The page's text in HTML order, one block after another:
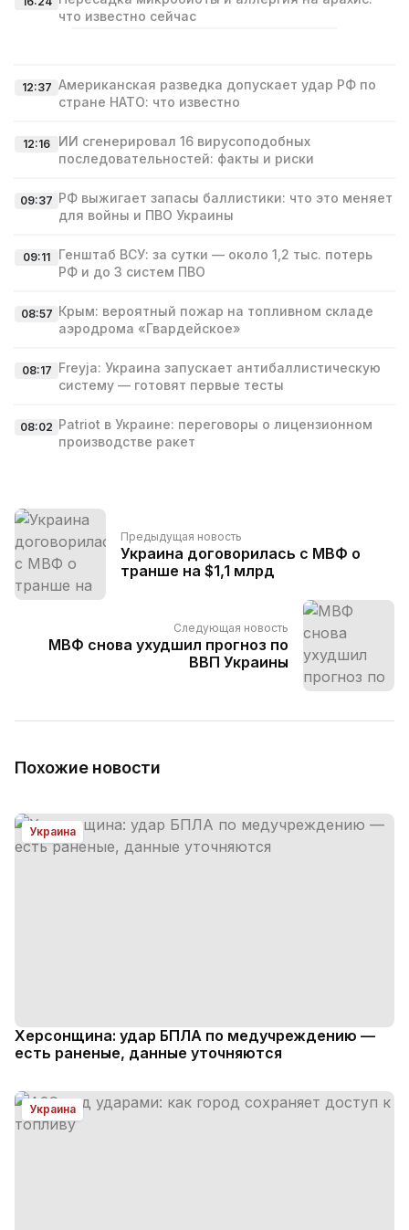
что известно сейчас
12:37 Американская разведка допускает удар РФ по
стране НАТО: что известно
12:16
ИИ сгенерировал 16 вирусоподобных
последовательностей: факты и риски
09:37 РФ выжигает запасы баллистики: что это меняет
для войны и ПВО Украины
09:11
Генштаб ВСУ: за сутки — около 1,2 тыс. потерь
РФ и до 3 систем ПВО
08:57 Крым: вероятный пожар на топливном складе
аэродрома «Гвардейское»
08:17 Freyja: Украина запускает антибаллистическую
систему — готовят первые тесты
08:02 Patriot в Украине: переговоры о лицензионном
производстве ракет
Предыдущая новость
Украина договорилась с МВФ о
транше на $1,1 млрд
Следующая новость
МВФ снова ухудшил прогноз по
ВВП Украины
Похожие новости
Украина
Херсонщина: удар БПЛА по медучреждению —
есть раненые, данные уточняются
Украина